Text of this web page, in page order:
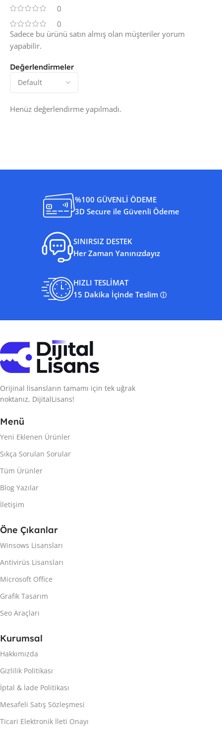
0
0
Değerlendirmeler
Henüz değerlendirme yapılmadı.
Sadece bu ürünü satın almış olan müşteriler yorum
yapabilir.
%100 GÜVENLİ ÖDEME
3D Secure ile Güvenli Ödeme
SINIRSIZ DESTEK
Her Zaman Yanınızdayız
HIZLI TESLİMAT
15 Dakika İçinde Teslim ⓘ
Orijinal lisansların tamamı için tek uğrak
noktanız, DijitalLisans!
Menü
Yeni Eklenen Ürünler
Sıkça Sorulan Sorular
Tüm Ürünler
Blog Yazılar
İletişim
Öne Çıkanlar
Winsows Lisansları
Antivirüs Lisansları
Microsoft Office
Grafik Tasarım
Seo Araçları
Kurumsal
Hakkımızda
Gizlilik Politikası
İptal & İade Politikası
Mesafeli Satış Sözleşmesi
Ticari Elektronik İleti Onayı